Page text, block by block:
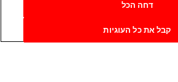
דחה הכל
קבל את כל העוגיות